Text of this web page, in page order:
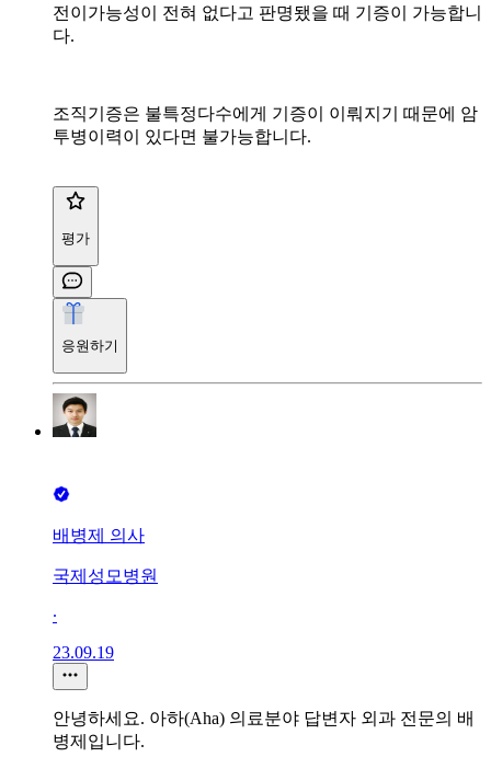
전이가능성이 전혀 없다고 판명됐을 때 기증이 가능합니
다.
조직기증은 불특정다수에게 기증이 이뤄지기 때문에 암
투병이력이 있다면 불가능합니다.
평가
응원하기
배병제 의사
국제성모병원
∙
23.09.19
안녕하세요. 아하(Aha) 의료분야 답변자 외과 전문의 배
병제입니다.